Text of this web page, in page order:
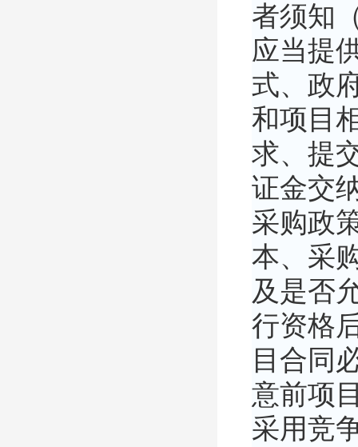
者须知
应当提
式、政
和项目
求、提
证金交
采购政
本、采
及是否
行资格
目合同
意前项
采用竞